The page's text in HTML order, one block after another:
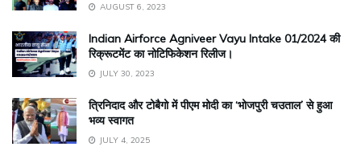
AUGUST 6, 2023
Indian Airforce Agniveer Vayu Intake 01/2024 की
रिक्रूटमेंट का नोटिफिकेशन रिलीज।
JULY 30, 2023
त्रिनिदाद और टोबैगो में पीएम मोदी का ‘भोजपुरी चउताल’ से हुआ
भव्य स्वागत
JULY 4, 2025